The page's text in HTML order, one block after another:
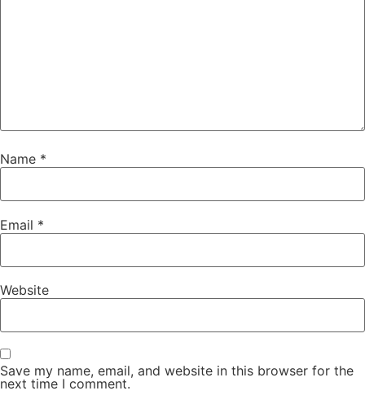
Name *
Email *
Website
Save my name, email, and website in this browser for the
next time I comment.